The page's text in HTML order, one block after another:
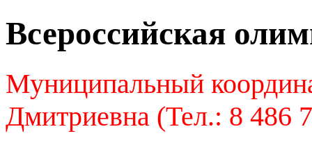
Всероссийская
Муниципальный
Дмитриевна (Тел.: 8 486